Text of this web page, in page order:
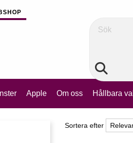
Sök
Apple Om oss Hållbara val
Sortera efter
Sortera efter